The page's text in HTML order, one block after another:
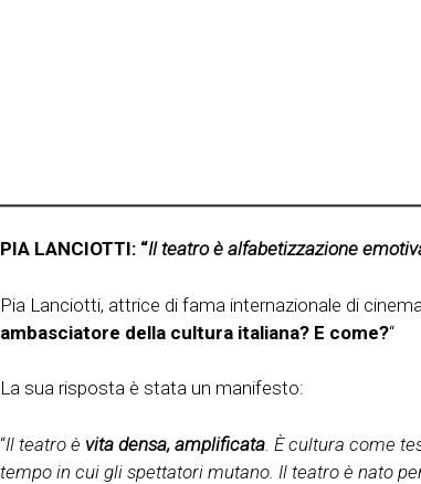
PIA LANCIOTTI: “Il teatro è alfabetizzazione
Pia Lanciotti, attrice di fama internazionale di
ambasciatore della cultura italiana? E come?“
La sua risposta è stata un manifesto:
“Il teatro è vita densa, amplificata . È cultura come
tempo in cui gli spettatori mutano. Il teatro è nato